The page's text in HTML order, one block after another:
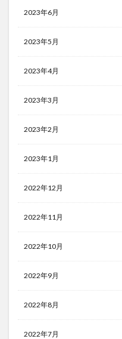
2023年6月
2023年5月
2023年4月
2023年3月
2023年2月
2023年1月
2022年12月
2022年11月
2022年10月
2022年9月
2022年8月
2022年7月